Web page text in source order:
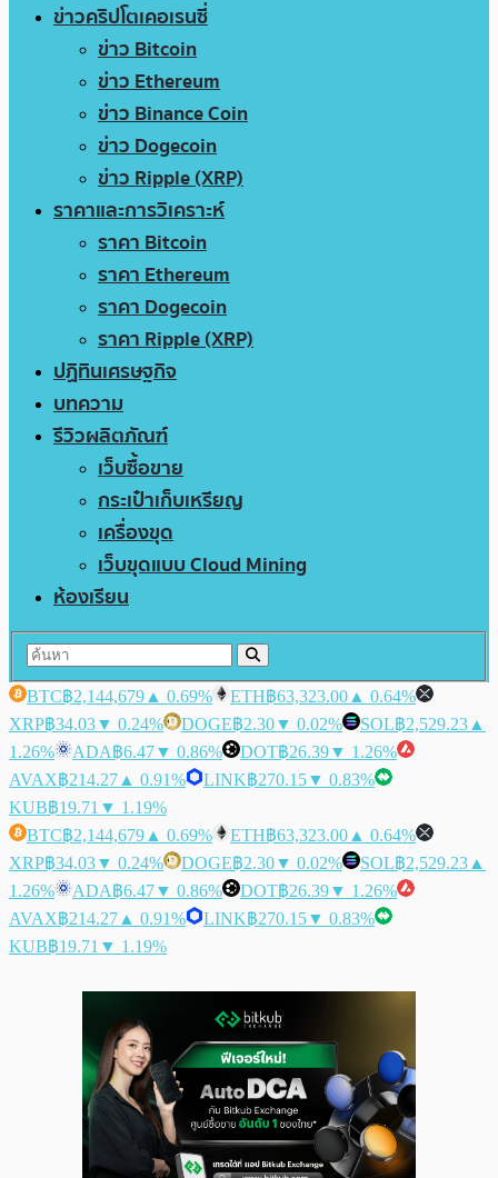
ข่าวคริปโตเคอเรนซี่
ข่าว Bitcoin
ข่าว Ethereum
ข่าว Binance Coin
ข่าว Dogecoin
ข่าว Ripple (XRP)
ราคาและการวิเคราะห์
ราคา Bitcoin
ราคา Ethereum
ราคา Dogecoin
ราคา Ripple (XRP)
ปฏิทินเศรษฐกิจ
บทความ
รีวิวผลิตภัณฑ์
เว็บซื้อขาย
กระเป๋าเก็บเหรียญ
เครื่องขุด
เว็บขุดแบบ Cloud Mining
ห้องเรียน
BTC฿2,144,679 ▲ 0.69% ETH฿63,323.00 ▲ 0.64%
XRP฿34.03▼ 0.24% DOGE฿2.30▼ 0.02% SOL฿2,529.23 ▲
1.26%
ADA฿6.47▼ 0.86% DOT฿26.39▼ 1.26%
AVAX฿214.27 ▲ 0.91% LINK฿270.15▼ 0.83%
KUB฿19.71 ▼ 1.19%
BTC฿2,144,679 ▲ 0.69% ETH฿63,323.00 ▲ 0.64%
XRP฿34.03▼ 0.24% DOGE฿2.30▼ 0.02% SOL฿2,529.23 ▲
1.26%
ADA฿6.47▼ 0.86% DOT฿26.39▼ 1.26%
AVAX฿214.27 ▲ 0.91% LINK฿270.15▼ 0.83%
KUB฿19.71 ▼ 1.19%